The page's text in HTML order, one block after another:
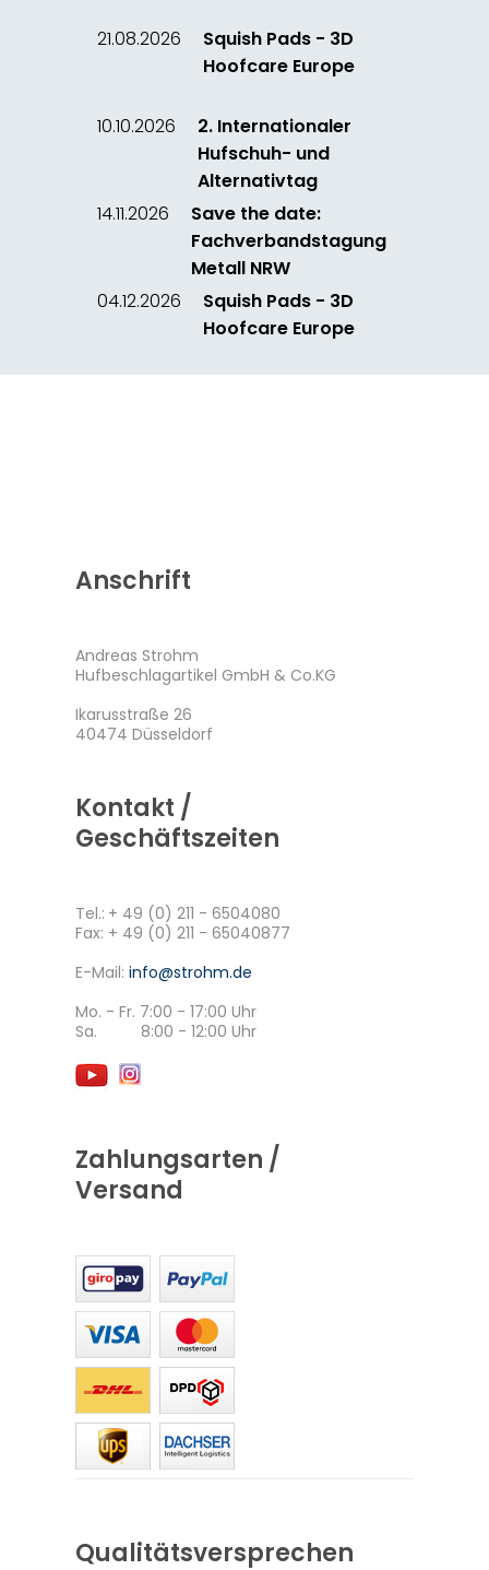
21.08.2026
Squish Pads - 3D
Hoofcare Europe
10.10.2026
2. Internationaler
Hufschuh- und
Alternativtag
14.11.2026
Save the date:
Fachverbandstagung
Metall NRW
04.12.2026
Squish Pads - 3D
Hoofcare Europe
Anschrift
Andreas Strohm
Hufbeschlagartikel GmbH & Co.KG
Ikarusstraße 26
40474 Düsseldorf
Kontakt /
Geschäftszeiten
Tel.: + 49 (0) 211 - 6504080
Fax: + 49 (0) 211 - 65040877
E-Mail: info@strohm.de
Mo. - Fr. 7:00 - 17:00 Uhr
Sa. 8:00 - 12:00 Uhr
Zahlungsarten /
Versand
Qualitätsversprechen